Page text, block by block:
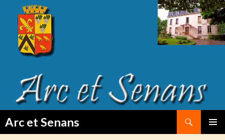
Arc et Senans